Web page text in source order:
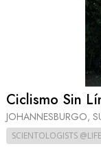
Ciclismo Sin
JOHANNESBURGO,
SCIENTOLOGISTS @LIFE